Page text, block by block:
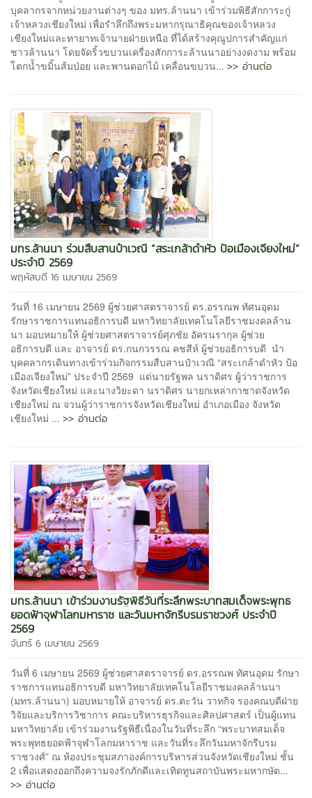
บุคลากรจากหน่วยงานต่างๆ ของ มทร.ล้านนา เข้าร่วมพิธีสักการะกู่
เจ้าหลวงเชียงใหม่ เพื่อรำลึกถึงพระมหากรุณาธิคุณของเจ้าหลวง
เชียงใหม่และทายาทเจ้านายฝ่ายเหนือ ที่ได้สร้างคุณูปการสำคัญแก่
ชาวล้านนา โดยจัดริ้วขบวนเครื่องสักการะล้านนาอย่างงดงาม พร้อม
โตกน้ำขมิ้นส้มป่อย และพานดอกไม้ เคลื่อนขบวน... >> อ่านต่อ
มทร.ล้านนา ร่วมสืบสานป๋าเวณี “สระเกล้าดำหัว ป้อเมืองเจียงใหม่”
ประจำปี 2569
พฤหัสบดี 16 เมษายน 2569
วันที่ 16 เมษายน 2569 ผู้ช่วยศาสตราจารย์ ดร.อรรณพ ทัศนอุดม
รักษาราชการแทนอธิการบดี มหาวิทยาลัยเทคโนโลยีราชมงคลล้าน
นา มอบหมายให้ ผู้ช่วยศาสตราจารย์ศุภชัย อัครนรากุล ผู้ช่วย
อธิการบดี และ อาจารย์ ดร.กนกวรรณ คชสีห์ ผู้ช่วยอธิการบดี นำ
บุคคลากรเดินทางเข้าร่วมกิจกรรมสืบสานป๋าเวณี “สระเกล้าดำหัว ป้อ
เมืองเจียงใหม่” ประจำปี 2569 แด่นายรัฐพล นราดิศร ผู้ว่าราชการ
จังหวัดเชียงใหม่ และนางวิยะดา นราดิศร นายกเหล่ากาชาดจังหวัด
เชียงใหม่ ณ จวนผู้ว่าราชการจังหวัดเชียงใหม่ อำเภอเมือง จังหวัด
เชียงใหม่ ... >> อ่านต่อ
มทร.ล้านนา เข้าร่วมงานรัฐพิธีวันที่ระลึกพระบาทสมเด็จพระพุทธ
ยอดฟ้าจุฬาโลกมหาราช และวันมหาจักรีบรมราชวงศ์ ประจำปี
2569
จันทร์ 6 เมษายน 2569
วันที่ 6 เมษายน 2569 ผู้ช่วยศาสตราจารย์ ดร.อรรณพ ทัศนอุดม รักษา
ราชการแทนอธิการบดี มหาวิทยาลัยเทคโนโลยีราชมงคลล้านนา
(มทร.ล้านนา) มอบหมายให้ อาจารย์ ดร.ตะวัน วาทกิจ รองคณบดีฝ่าย
วิจัยและบริการวิชาการ คณะบริหารธุรกิจและศิลปศาสตร์ เป็นผู้แทน
มหาวิทยาลัย เข้าร่วมงานรัฐพิธีเนื่องในวันที่ระลึก “พระบาทสมเด็จ
พระพุทธยอดฟ้าจุฬาโลกมหาราช และวันที่ระลึกวันมหาจักรีบรม
ราชวงศ์” ณ ห้องประชุมสภาองค์การบริหารส่วนจังหวัดเชียงใหม่ ชั้น
2 เพื่อแสดงออกถึงความจงรักภักดีและเทิดทูนสถาบันพระมหากษัต...
>> อ่านต่อ